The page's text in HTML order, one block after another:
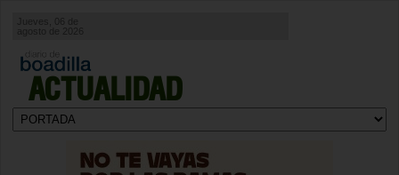
ACTUALIDAD
agosto de 2026